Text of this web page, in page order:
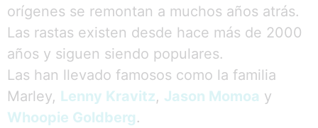
orígenes se remontan a muchos años atrás.
Las rastas existen desde hace más de 2000
años y siguen siendo populares.
Las han llevado famosos como la familia
Marley, Lenny Kravitz, Jason Momoa y
Whoopie Goldberg.